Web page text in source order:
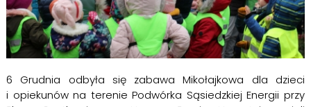
6 Grudnia odbyła się zabawa Mikołajkowa dla dzieci
i opiekunów na terenie Podwórka Sąsiedzkiej Energii przy